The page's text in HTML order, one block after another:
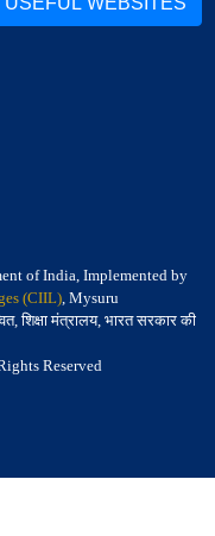
of India, Implemented by
(CIIL), Mysuru
शिक्षा मंत्रालय, भारत सरकार की
Reserved